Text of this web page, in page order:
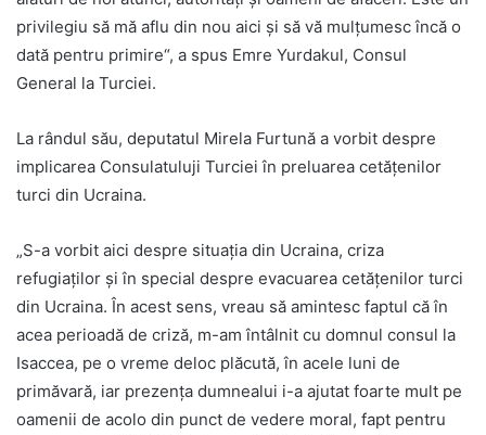
privilegiu să mă aflu din nou aici și să vă mulțumesc încă o
dată pentru primire“, a spus Emre Yurdakul, Consul
General la Turciei.
La rândul său, deputatul Mirela Furtună a vorbit despre
implicarea Consulatuluji Turciei în preluarea cetățenilor
turci din Ucraina.
„S-a vorbit aici despre situația din Ucraina, criza
refugiaților și în special despre evacuarea cetățenilor turci
din Ucraina. În acest sens, vreau să amintesc faptul că în
acea perioadă de criză, m-am întâlnit cu domnul consul la
Isaccea, pe o vreme deloc plăcută, în acele luni de
primăvară, iar prezența dumnealui i-a ajutat foarte mult pe
oamenii de acolo din punct de vedere moral, fapt pentru